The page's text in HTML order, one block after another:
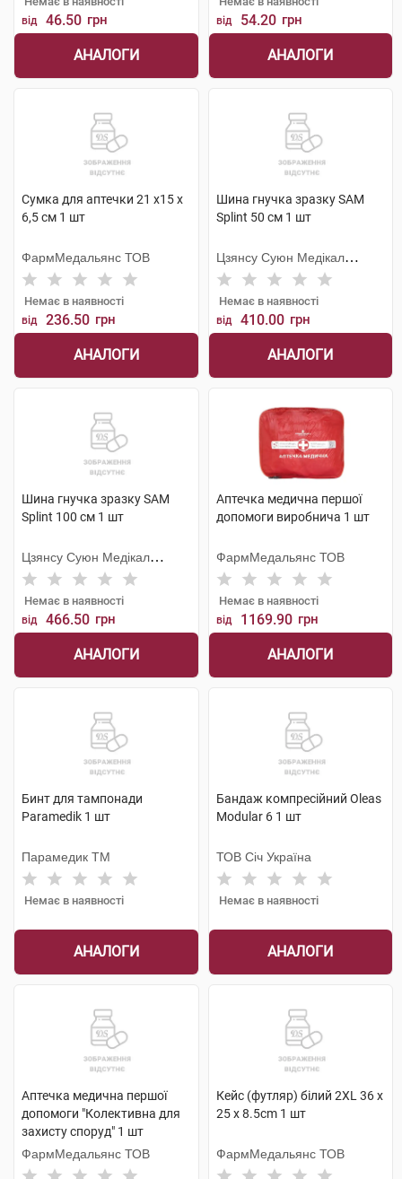
від 46.50 грн
АНАЛОГИ
від 54.20 грн
АНАЛОГИ
Сумка для аптечки 21 х15 х
6,5 см 1 шт
ФармМедальянс ТОВ
Немає в наявності
від 236.50 грн
АНАЛОГИ
Шина гнучка зразку SAM
Splint 50 см 1 шт
Цзянсу Суюн Медікал
Метіріалс
Немає в наявності
від 410.00 грн
АНАЛОГИ
Шина гнучка зразку SAM
Splint 100 см 1 шт
Цзянсу Суюн Медікал
Метіріалс
Немає в наявності
від 466.50 грн
АНАЛОГИ
Аптечка медична першої
допомоги виробнича 1 шт
ФармМедальянс ТОВ
Немає в наявності
від 1169.90 грн
АНАЛОГИ
Бинт для тампонади
Paramedik 1 шт
Парамедик ТМ
Немає в наявності
АНАЛОГИ
Бандаж компресійний Oleas
Modular 6 1 шт
ТОВ Січ Україна
Немає в наявності
АНАЛОГИ
Аптечка медична першої
допомоги "Колективна для
захисту споруд" 1 шт
ФармМедальянс ТОВ
Кейс (футляр) білий 2XL 36 x
25 x 8.5cm 1 шт
ФармМедальянс ТОВ